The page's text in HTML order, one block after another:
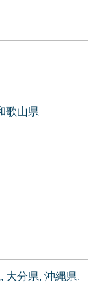
歌山県
大分県 沖縄県